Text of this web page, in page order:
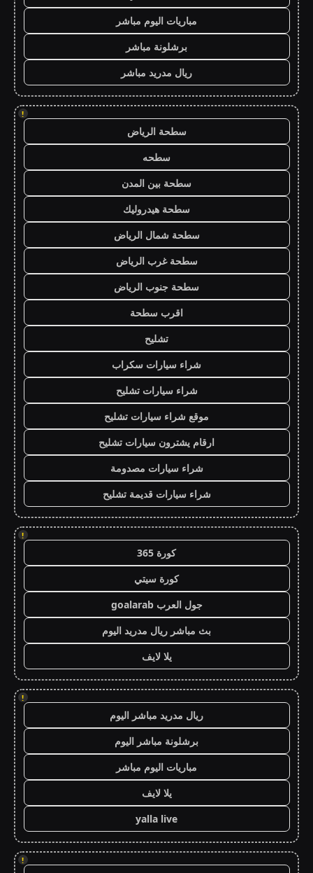
مباريات اليوم مباشر
برشلونة مباشر
ريال مدريد مباشر
!
سطحة الرياض
سطحه
سطحة بين المدن
سطحة هيدروليك
سطحة شمال الرياض
سطحة غرب الرياض
سطحة جنوب الرياض
اقرب سطحة
تشليح
شراء سيارات سكراب
شراء سيارات تشليح
موقع شراء سيارات تشليح
ارقام يشترون سيارات تشليح
شراء سيارات مصدومة
شراء سيارات قديمة تشليح
!
كورة 365
كورة سيتي
جول العرب goalarab
بث مباشر ريال مدريد اليوم
يلا لايف
!
ريال مدريد مباشر اليوم
برشلونة مباشر اليوم
مباريات اليوم مباشر
يلا لايف
yalla live
!